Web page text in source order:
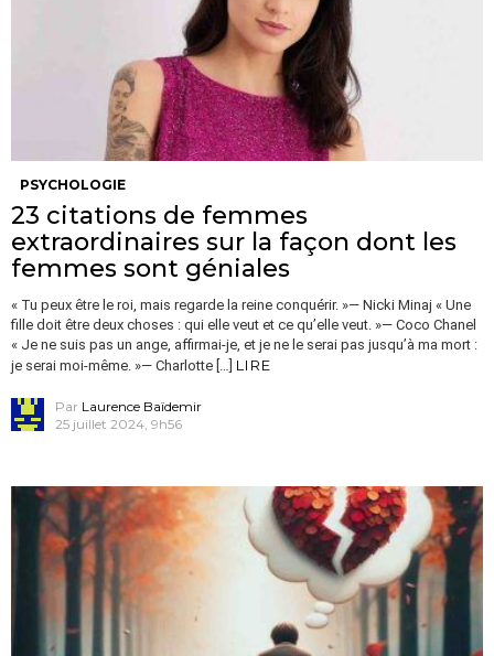
PSYCHOLOGIE
23 citations de femmes
extraordinaires sur la façon dont les
femmes sont géniales
« Tu peux être le roi, mais regarde la reine conquérir. »— Nicki Minaj « Une
fille doit être deux choses : qui elle veut et ce qu’elle veut. »— Coco Chanel
« Je ne suis pas un ange, affirmai-je, et je ne le serai pas jusqu’à ma mort :
je serai moi-même. »— Charlotte […] LIRE
Par Laurence Baïdemir
25 juillet 2024, 9h56